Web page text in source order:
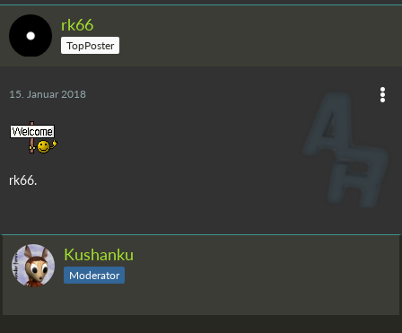
rk66
TopPoster
15. Januar 2018
rk66.
Kushanku
Moderator